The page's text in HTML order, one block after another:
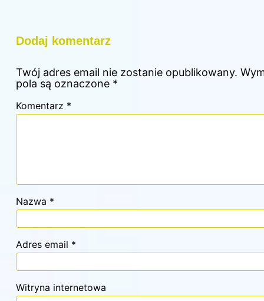
Dodaj komentarz
Twój adres email nie zostanie opublikowany.
pola są oznaczone *
Komentarz *
Nazwa *
Adres email *
Witryna internetowa